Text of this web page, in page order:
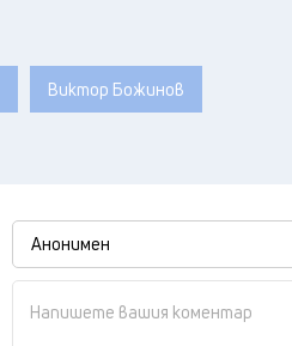
Виктор Божинов